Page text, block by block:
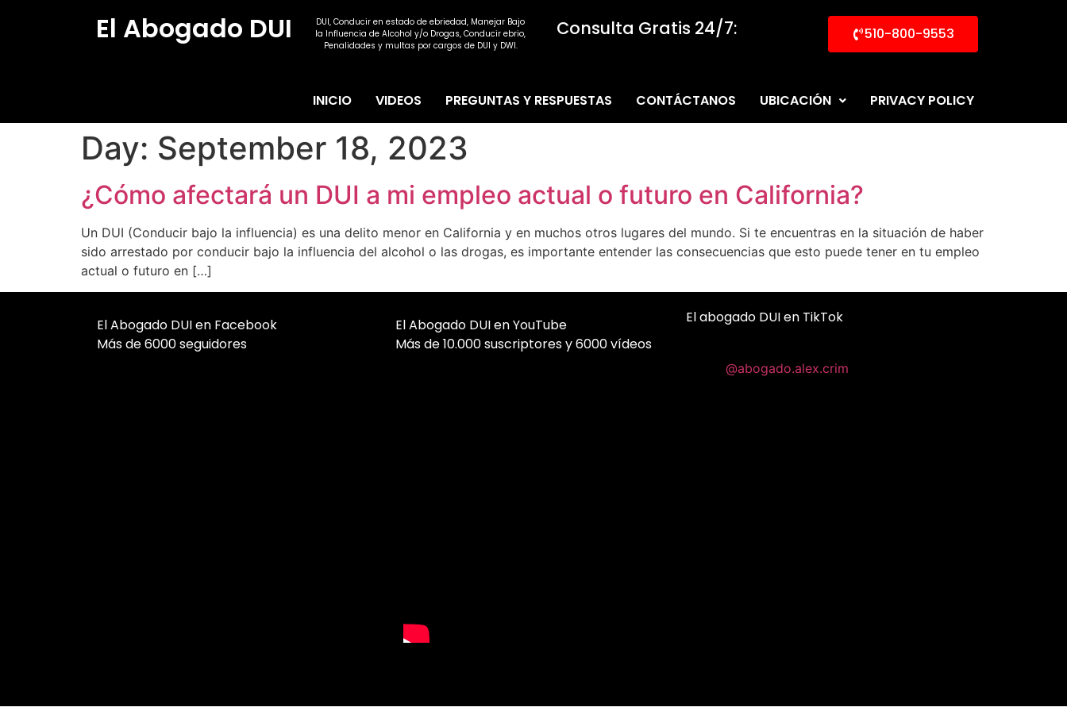
El Abogado DUI
DUI, Conducir en estado de ebriedad, Manejar Bajo
la Influencia de Alcohol y/o Drogas, Conducir ebrio,
Penalidades y multas por cargos de DUI y DWI.
Consulta Gratis 24/7: 510-800-9553
INICIO VIDEOS PREGUNTAS Y RESPUESTAS CONTÁCTANOS UBICACIÓN PRIVACY POLICY
Day: September 18, 2023
¿Cómo afectará un DUI a mi empleo actual o futuro en California?
Un DUI (Conducir bajo la influencia) es una delito menor en California y en muchos otros lugares del mundo. Si te encuentras en la situación de haber
sido arrestado por conducir bajo la influencia del alcohol o las drogas, es importante entender las consecuencias que esto puede tener en tu empleo
actual o futuro en […]
El Abogado DUI en Facebook
Más de 6000 seguidores
El Abogado DUI en YouTube
Más de 10.000 suscriptores y 6000 vídeos
El abogado DUI en TikTok
@abogado.alex.crim